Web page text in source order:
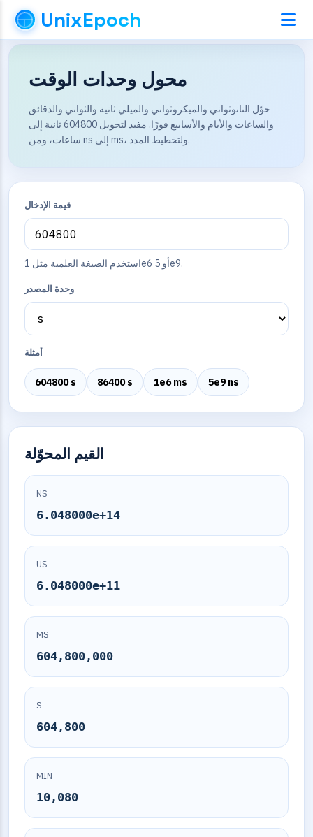
UnixEpoch
محول وحدات الوقت
حوّل النانوثواني والميكروثواني والميلي ثانية والثواني والدقائق
والساعات والأيام والأسابيع فورًا. مفيد لتحويل 604800 ثانية إلى
ساعات، ومن ns إلى ms، ولتخطيط المدد.
قيمة الإدخال
استخدم الصيغة العلمية مثل 1e6 أو 5e9.
وحدة المصدر
أمثلة
604800 s 86400 s 1e6 ms 5e9 ns
القيم المحوّلة
NS
6.048000e+14
US
6.048000e+11
MS
604,800,000
S
604,800
MIN
10,080